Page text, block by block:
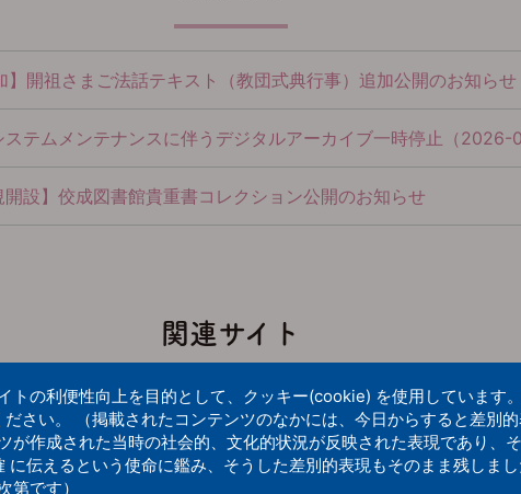
】開祖さまご法話テキスト（教団式典行事）追加公開のお知らせ
ステムメンテナンスに伴うデジタルアーカイブ一時停止（2026-
開設】佼成図書館貴重書コレクション公開のお知らせ
関連サイト
の利便性向上を目的として、クッキー(cookie) を使用しています
さい。 （掲載されたコンテンツのなかには、今日からすると差別
作成された当時の社会的、文化的状況が反映された表現であり、
伝えるという使命に鑑み、そうした差別的表現もそのまま残しま
です）